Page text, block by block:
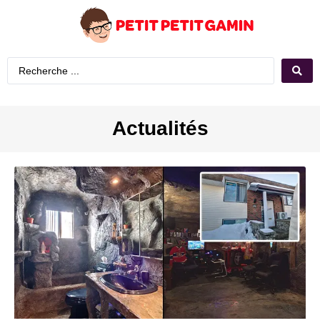
Actualités